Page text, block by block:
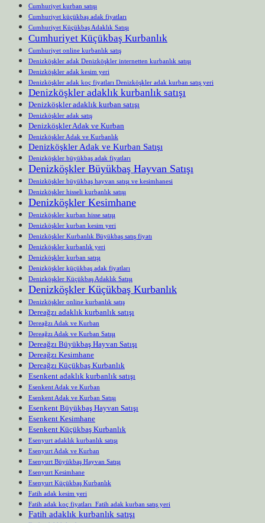
Cumhuriyet kurban satışı
Cumhuriyet küçükbaş adak fiyatları
Cumhuriyet Küçükbaş Adaklık Satışı
Cumhuriyet Küçükbaş Kurbanlık
Cumhuriyet online kurbanlık satış
Denizköşkler adak Denizköşkler internetten kurbanlık satışı
Denizköşkler adak kesim yeri
Denizköşkler adak koç fiyatları Denizköşkler adak kurban satış yeri
Denizköşkler adaklık kurbanlık satışı
Denizköşkler adaklık kurban satışı
Denizköşkler adak satış
Denizköşkler Adak ve Kurban
Denizköşkler Adak ve Kurbanlık
Denizköşkler Adak ve Kurban Satışı
Denizköşkler büyükbaş adak fiyatları
Denizköşkler Büyükbaş Hayvan Satışı
Denizköşkler büyükbaş hayvan satışı ve kesimhanesi
Denizköşkler hisseli kurbanlık satışı
Denizköşkler Kesimhane
Denizköşkler kurban hisse satışı
Denizköşkler kurban kesim yeri
Denizköşkler Kurbanlık Büyükbaş satış fiyatı
Denizköşkler kurbanlık yeri
Denizköşkler kurban satışı
Denizköşkler küçükbaş adak fiyatları
Denizköşkler Küçükbaş Adaklık Satışı
Denizköşkler Küçükbaş Kurbanlık
Denizköşkler online kurbanlık satış
Dereağzı adaklık kurbanlık satışı
Dereağzı Adak ve Kurban
Dereağzı Adak ve Kurban Satışı
Dereağzı Büyükbaş Hayvan Satışı
Dereağzı Kesimhane
Dereağzı Küçükbaş Kurbanlık
Esenkent adaklık kurbanlık satışı
Esenkent Adak ve Kurban
Esenkent Adak ve Kurban Satışı
Esenkent Büyükbaş Hayvan Satışı
Esenkent Kesimhane
Esenkent Küçükbaş Kurbanlık
Esenyurt adaklık kurbanlık satışı
Esenyurt Adak ve Kurban
Esenyurt Büyükbaş Hayvan Satışı
Esenyurt Kesimhane
Esenyurt Küçükbaş Kurbanlık
Fatih adak kesim yeri
Fatih adak koç fiyatları Fatih adak kurban satış yeri
Fatih adaklık kurbanlık satışı